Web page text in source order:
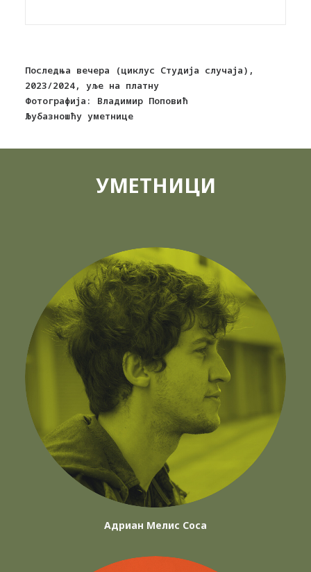
Последња вечера (циклус Студија случаја),
2023/2024, уље на платну
Фотографија: Владимир Поповић
Љубазношћу уметнице
УМЕТНИЦИ
Адриан Мелис Соса